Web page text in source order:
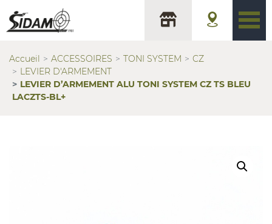
Accueil ACCESSOIRES TONI SYSTEM
CZ
LEVIER D'ARMEMENT
LEVIER D’ARMEMENT ALU TONI SYSTEM CZ TS BLEU
LACZTS-BL+